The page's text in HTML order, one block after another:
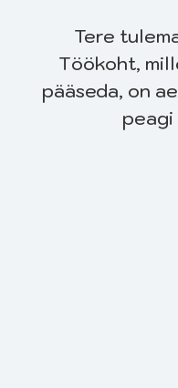
Tere
Töökoht,
pääseda, on
peagi